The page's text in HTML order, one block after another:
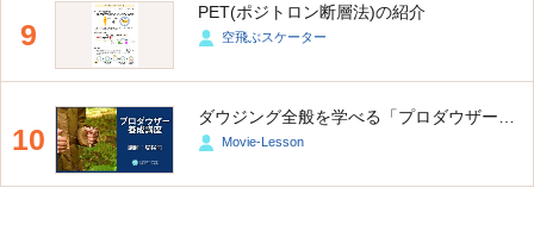
9
PET(ポジトロン断層法)の紹介
空飛ぶスケーター
10 Movie-Lesson